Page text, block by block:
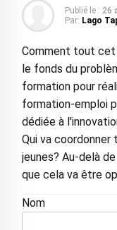
Publié le : 26
Par: Lago
Comment tout cet
le fonds du
formation pour
formation-emploi
dédiée à
Qui va
jeunes? Au-delà
que cela va être
Nom